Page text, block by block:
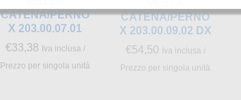
CATENA/PERNO
X 203.00.07.01
€33,38 Iva inclusa /
Prezzo per singola unità
CATENA/PERNO
X 203.00.09.02 DX
€54,50
Prezzo per singola unità